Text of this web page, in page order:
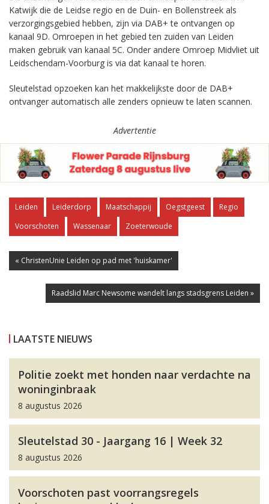
Katwijk die de Leidse regio en de Duin- en Bollenstreek als
verzorgingsgebied hebben, zijn via DAB+ te ontvangen op
kanaal 9D. Omroepen in het gebied ten zuiden van Leiden
maken gebruik van kanaal 5C. Onder andere Omroep Midvliet uit
Leidschendam-Voorburg is via dat kanaal te horen.
Sleutelstad opzoeken kan het makkelijkste door de DAB+
ontvanger automatisch alle zenders opnieuw te laten scannen.
Advertentie
Leiden Leiderdorp Maatschappij Oegstgeest
Regio
Voorschoten
Wassenaar Zoeterwoude
« ChristenUnie Leiden op pad met 'huiskamer'
Raadslid Marc Newsome wandelt langs stadsgrens Leiden »
LAATSTE NIEUWS
Politie zoekt met honden naar verdachte na
woninginbraak
8 augustus 2026
Sleutelstad 30 - Jaargang 16 | Week 32
8 augustus 2026
Voorschoten past voorrangsregels